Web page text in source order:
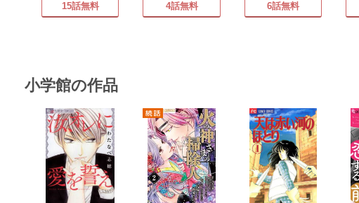
15話無料 4話無料 6話無料
小学館の作品